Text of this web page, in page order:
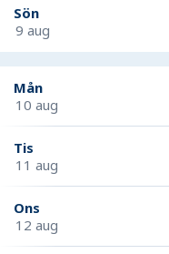
Sön
9 aug
Mån
10 aug
Tis
11 aug
Ons
12 aug